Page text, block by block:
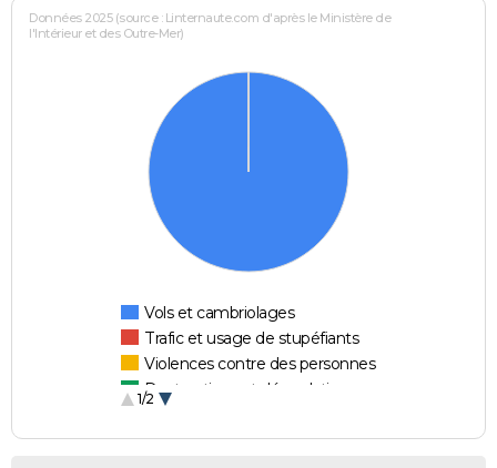
Données 2025 (source : Linternaute.com d'après le Ministère de
l'Intérieur et des Outre-Mer)
Vols et cambriolages
Trafic et usage de stupéfiants
Violences contre des personnes
Destructions et dégradations
1/2